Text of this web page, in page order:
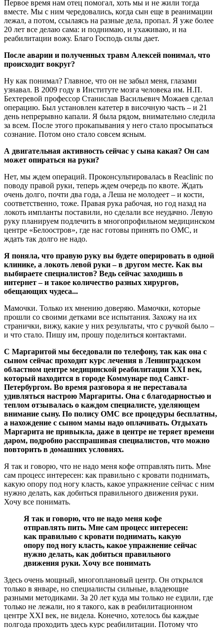
Первое время нам отец помогал, хоть мы и не жили тогда
вместе. Мы с ним чередовались, когда сын еще в реанимации
лежал, а потом, ссылаясь на разные дела, пропал. Я уже более
20 лет все делаю сама: и поднимаю, и ухаживаю, и на
реабилитации вожу. Благо Господь силы дает.
После аварии и полученных травм Алексей понимал, что
происходит вокруг?
Ну как понимал? Главное, что он не забыл меня, глазами
узнавал. В 2009 году в Институте мозга человека им. Н.П.
Бехтеревой профессор Станислав Васильевич Можаев сделал
операцию. Был установлен катетер в височную часть – и 21
день непрерывно капали. Я была рядом, внимательно следила
за всем. После этого прокапывания у него стало просыпаться
сознание. Потом оно стало совсем ясным.
А двигательная активность сейчас у сына какая? Он сам
может опираться на руки?
Нет, мы ждем операций. Проконсультировалась в Reaclinic по
поводу правой руки, теперь ждем очередь по квоте. Ждать
очень долго, почти два года, а Леша не молодеет – и кости,
соответственно, тоже. Правая рука рабочая, но год назад на
локоть импланты поставили, но сделали все неудачно. Левую
руку планируем подлечить в многопрофильном медицинском
центре «Белоостров», где нас готовы принять по ОМС, и
ждать так долго не надо.
Я поняла, что правую руку вы будете оперировать в одной
клинике, а локоть левой руки – в другом месте. Как вы
выбираете специалистов? Ведь сейчас заходишь в
интернет – и такое количество разных хирургов,
обещающих чудеса...
Мамочки. Только их мнению доверяю. Мамочки, которые
прошли со своими детками все испытания. Захожу на их
странички, вижу, какие у них результаты, что с ручкой было –
и что стало. Пишу им, прошу поделиться контактами.
С Маргаритой мы беседовали по телефону, так как она с
сыном сейчас проходит курс лечения в Ленинградском
областном центре медицинской реабилитации XXI век,
который находится в городе Коммунаре под Санкт-
Петербургом. Во время разговора я не переставала
удивляться настрою Маргариты. Она с благодарностью и
теплом отзывалась о каждом специалисте, уделяющем
внимание сыну. По полису ОМС все процедуры бесплатны,
а нахождение с сыном мамы надо оплачивать. Отдыхать
Маргарита не привыкла, даже в центре не теряет времени
даром, подробно расспрашивая специалистов, что можно
повторить в домашних условиях.
Я так и говорю, что не надо меня кофе отправлять пить. Мне
сам процесс интересен: как правильно с кровати поднимать,
какую опору под ногу класть, какое упражнение сейчас с ним
нужно делать, как добиться правильного движения руки.
Хочу все понимать.
Я так и говорю, что не надо меня кофе
отправлять пить. Мне сам процесс интересен:
как правильно с кровати поднимать, какую
опору под ногу класть, какое упражнение сейчас
нужно делать, как добиться правильного
движения руки. Хочу все понимать
Здесь очень мощный, многоплановый центр. Он открылся
только в январе, но специалисты сильные, владеющие
разными методиками. За 20 лет куда мы только не ездили, где
только не лежали, но я такого, как в реабилитационном
центре XXI век, не видела. Конечно, хотелось бы каждые
полгода проходить здесь курс реабилитации. Потому что